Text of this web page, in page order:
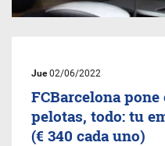
Jue02/06/2022
FCBarcelona
pelotas, todo: tu
(€ 340 cada uno)